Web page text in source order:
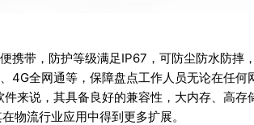
携带，防护等级满足IP67，可防尘防水防摔
4G全网通等，保障盘点工作人员无论在任何
来说，其具备良好的兼容性，大内存、高存
物流行业应用中得到更多扩展。